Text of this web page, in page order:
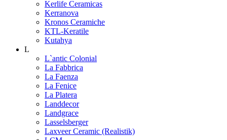
Kerlife Ceramicas
Kerranova
Kronos Ceramiche
KTL-Keratile
Kutahya
L
L`antic Colonial
La Fabbrica
La Faenza
La Fenice
La Platera
Landdecor
Landgrace
Lasselsberger
Laxveer Ceramic (Realistik)